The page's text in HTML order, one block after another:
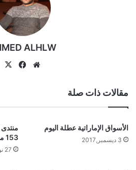
ALHLW
موقع
مقالات ذات صلة
الأسواق الإماراتية عطلة اليوم
3 ديسمبر,2017
153 مسؤولاً
27 نوفمبر,2017